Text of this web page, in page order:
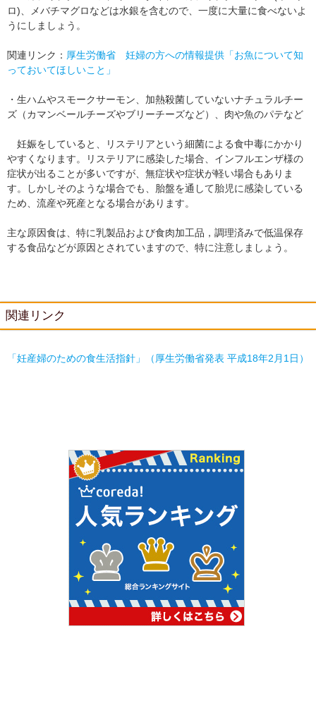
ロ)、メバチマグロなどは水銀を含むので、一度に大量に食べないよ
うにしましょう。
関連リンク： 厚生労働省 妊婦の方への情報提供「お魚について知
っておいてほしいこと」
・生ハムやスモークサーモン、加熱殺菌していないナチュラルチー
ズ（カマンベールチーズやブリーチーズなど）、肉や魚のパテなど
妊娠をしていると、リステリアという細菌による食中毒にかかり
やすくなります。リステリアに感染した場合、インフルエンザ様の
症状が出ることが多いですが、無症状や症状が軽い場合もありま
す。しかしそのような場合でも、胎盤を通して胎児に感染している
ため、流産や死産となる場合があります。
主な原因食は、特に乳製品および食肉加工品，調理済みで低温保存
する食品などが原因とされていますので、特に注意しましょう。
関連リンク
「妊産婦のための食生活指針」（厚生労働省発表 平成18年2月1日）